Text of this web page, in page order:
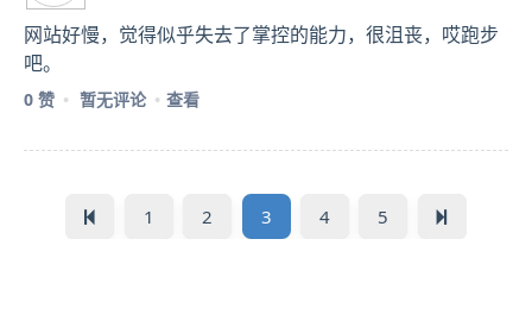
网站好慢，觉得似乎失去了掌控的能力，很沮丧，哎跑步
吧。
0 赞 暂无评论 查看
1 2 3 4 5